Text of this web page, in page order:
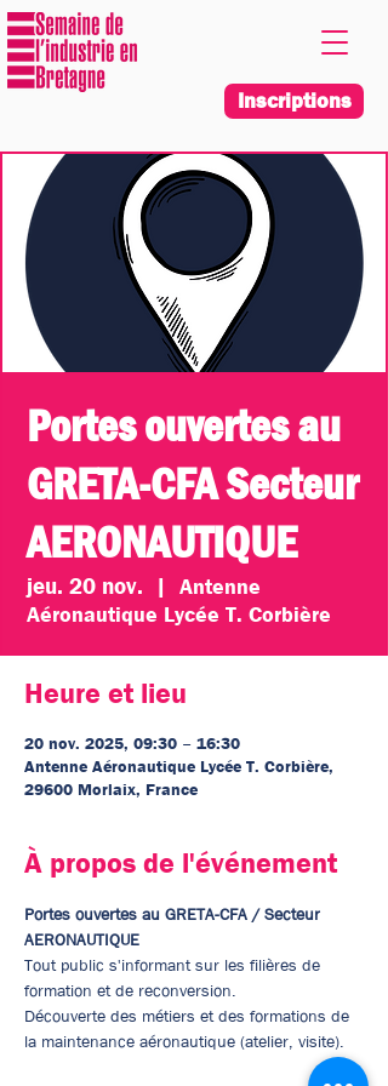
Inscriptions
Portes ouvertes au
GRETA-CFA Secteur
AERONAUTIQUE
jeu. 20 nov.
  |
Antenne
Aéronautique Lycée T. Corbière
Heure et lieu
20 nov. 2025, 09:30 – 16:30
Antenne Aéronautique Lycée T. Corbière,
29600 Morlaix, France
À propos de l'événement
Portes ouvertes au GRETA-CFA / Secteur
AERONAUTIQUE
Tout public s'informant sur les filières de
formation et de reconversion.
Découverte des métiers et des formations de
la maintenance aéronautique (atelier, visite).